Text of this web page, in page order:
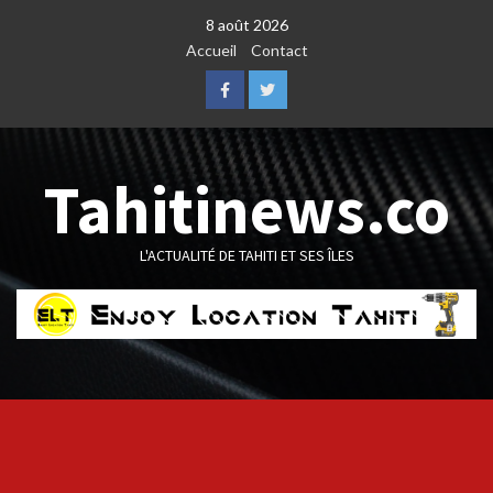
8 août 2026
Accueil
Contact
FacebookTwitter
Tahitinews.co
L'ACTUALITÉ DE TAHITI ET SES ÎLES